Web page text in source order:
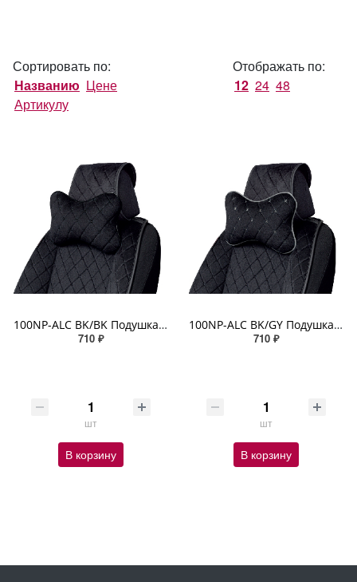
Сортировать по:
Названию Цене
Артикулу
Отображать по:
12 24 48
100NP-ALC BK/BK Подушка "косточка" AUTOPROFI, размер 30х20 см, материал алькантара чёрный
710 ₽
шт
В корзину
100NP-ALC BK/GY Подушка "косточка" AUTOPROFI, размер 30х20 см, материал алькантара чёрн./серый
710 ₽
шт
В корзину